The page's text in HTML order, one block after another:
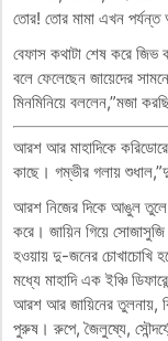
তোর! তোর মামা এখন
বেফাস কথাটা শেষ করে
বলে ফেলেছেন জায়েদের
মিনমিনিয়ে বললেন,”মজা
আরশ আর মাহাদিকে
কাছে। গম্ভীর গলায়
আরশ নিজের দিকে আঙুল তুলে
করে। জায়িন গিয়ে
হওয়ায় দু-জনের চোখাচোখি
মধ্যে মাহাদি এক ইঞ্চি
আরশ আর জায়িনের তুলনায়,
পুরুষ। রুপে, জৈলুষ্যে,